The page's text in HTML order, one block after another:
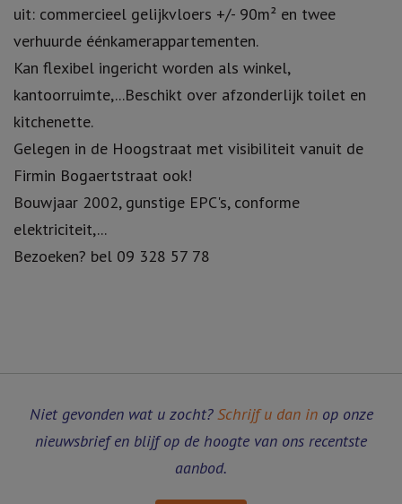
uit: commercieel gelijkvloers +/- 90m² en twee
verhuurde éénkamerappartementen.
Kan flexibel ingericht worden als winkel,
kantoorruimte,...Beschikt over afzonderlijk toilet en
kitchenette.
Gelegen in de Hoogstraat met visibiliteit vanuit de
Firmin Bogaertstraat ook!
Bouwjaar 2002, gunstige EPC's, conforme
elektriciteit,...
Bezoeken? bel 09 328 57 78
Niet gevonden wat u zocht?Schrijf u dan inop onze
nieuwsbrief en blijf op de hoogte van ons recentste
aanbod.